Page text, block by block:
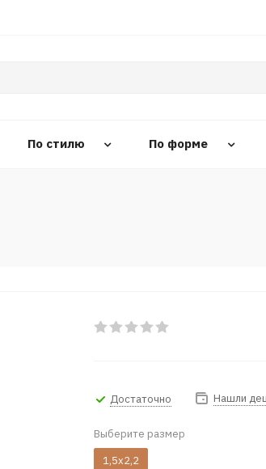
По стилю По форме
Достаточно Нашли
Выберите размер
1,5x2,2